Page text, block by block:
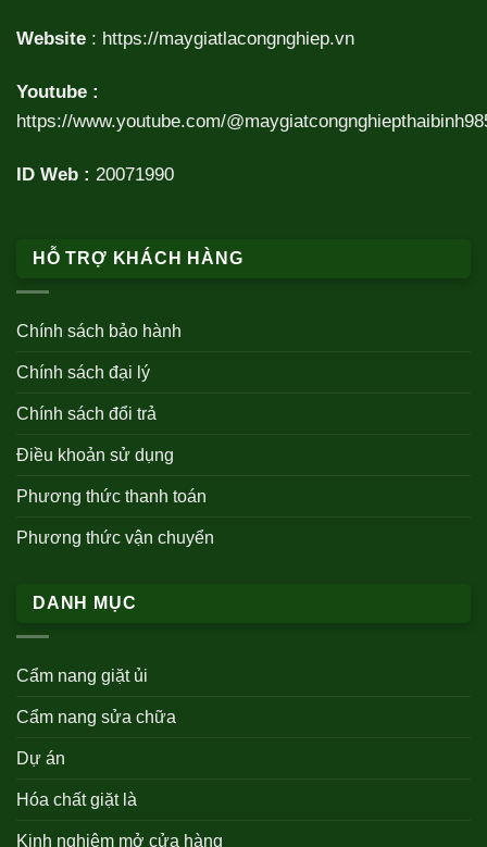
Website : https://maygiatlacongnghiep.vn
Youtube :
https://www.youtube.com/
ID Web : 20071990
HỖ TRỢ KHÁCH HÀNG
Chính sách bảo hành
Chính sách đại lý
Chính sách đổi trả
Điều khoản sử dụng
Phương thức thanh toán
Phương thức vận chuyển
DANH MỤC
Cẩm nang giặt ủi
Cẩm nang sửa chữa
Dự án
Hóa chất giặt là
Kinh nghiệm mở cửa hàng